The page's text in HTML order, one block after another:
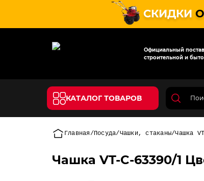
СКИДКИ
Официальный
строительной и
КАТАЛОГ ТОВАРОВ
Главная Посуда Чашки, стаканы Чашка
Чашка VT-C-63390/1